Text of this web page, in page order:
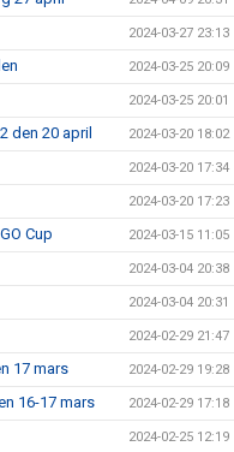
2024-03-27 23:13
2024-03-25 20:09
2024-03-25 20:01
den 20 april 2024-03-20 18:02
2024-03-20 17:34
2024-03-20 17:23
Cup 2024-03-15 11:05
2024-03-04 20:38
2024-03-04 20:31
2024-02-29 21:47
17 mars 2024-02-29 19:28
16-17 mars 2024-02-29 17:18
2024-02-25 12:19